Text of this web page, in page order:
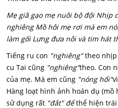
Mẹ giã gạo mẹ nuôi bộ đội Nhịp
nghiêng Mồ hôi mẹ rơi má em
làm gối Lưng đưa nôi và tim hát
Tiếng ru con "nghiêng"theo nhịp
cu Tai cũng "nghiêng"theo. Con
của mẹ. Má em cũng "nóng hổi"
Hàng loạt hình ảnh hoán dụ (mồ
sử dụng rất "đắt" đểthể hiện trái